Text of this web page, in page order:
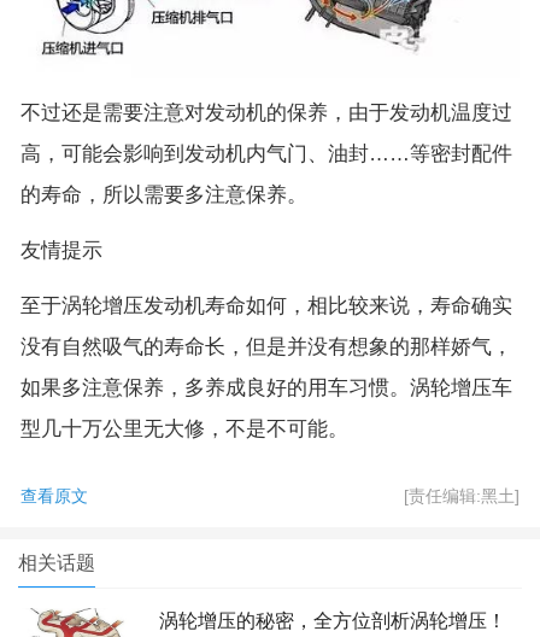
不过还是需要注意对发动机的保养，由于发动机温度过
高，可能会影响到发动机内气门、油封……等密封配件
的寿命，所以需要多注意保养。
友情提示
至于涡轮增压发动机寿命如何，相比较来说，寿命确实
没有自然吸气的寿命长，但是并没有想象的那样娇气，
如果多注意保养，多养成良好的用车习惯。涡轮增压车
型几十万公里无大修，不是不可能。
查看原文 [责任编辑:黑土]
相关话题
涡轮增压的秘密，全方位剖析涡轮增压！